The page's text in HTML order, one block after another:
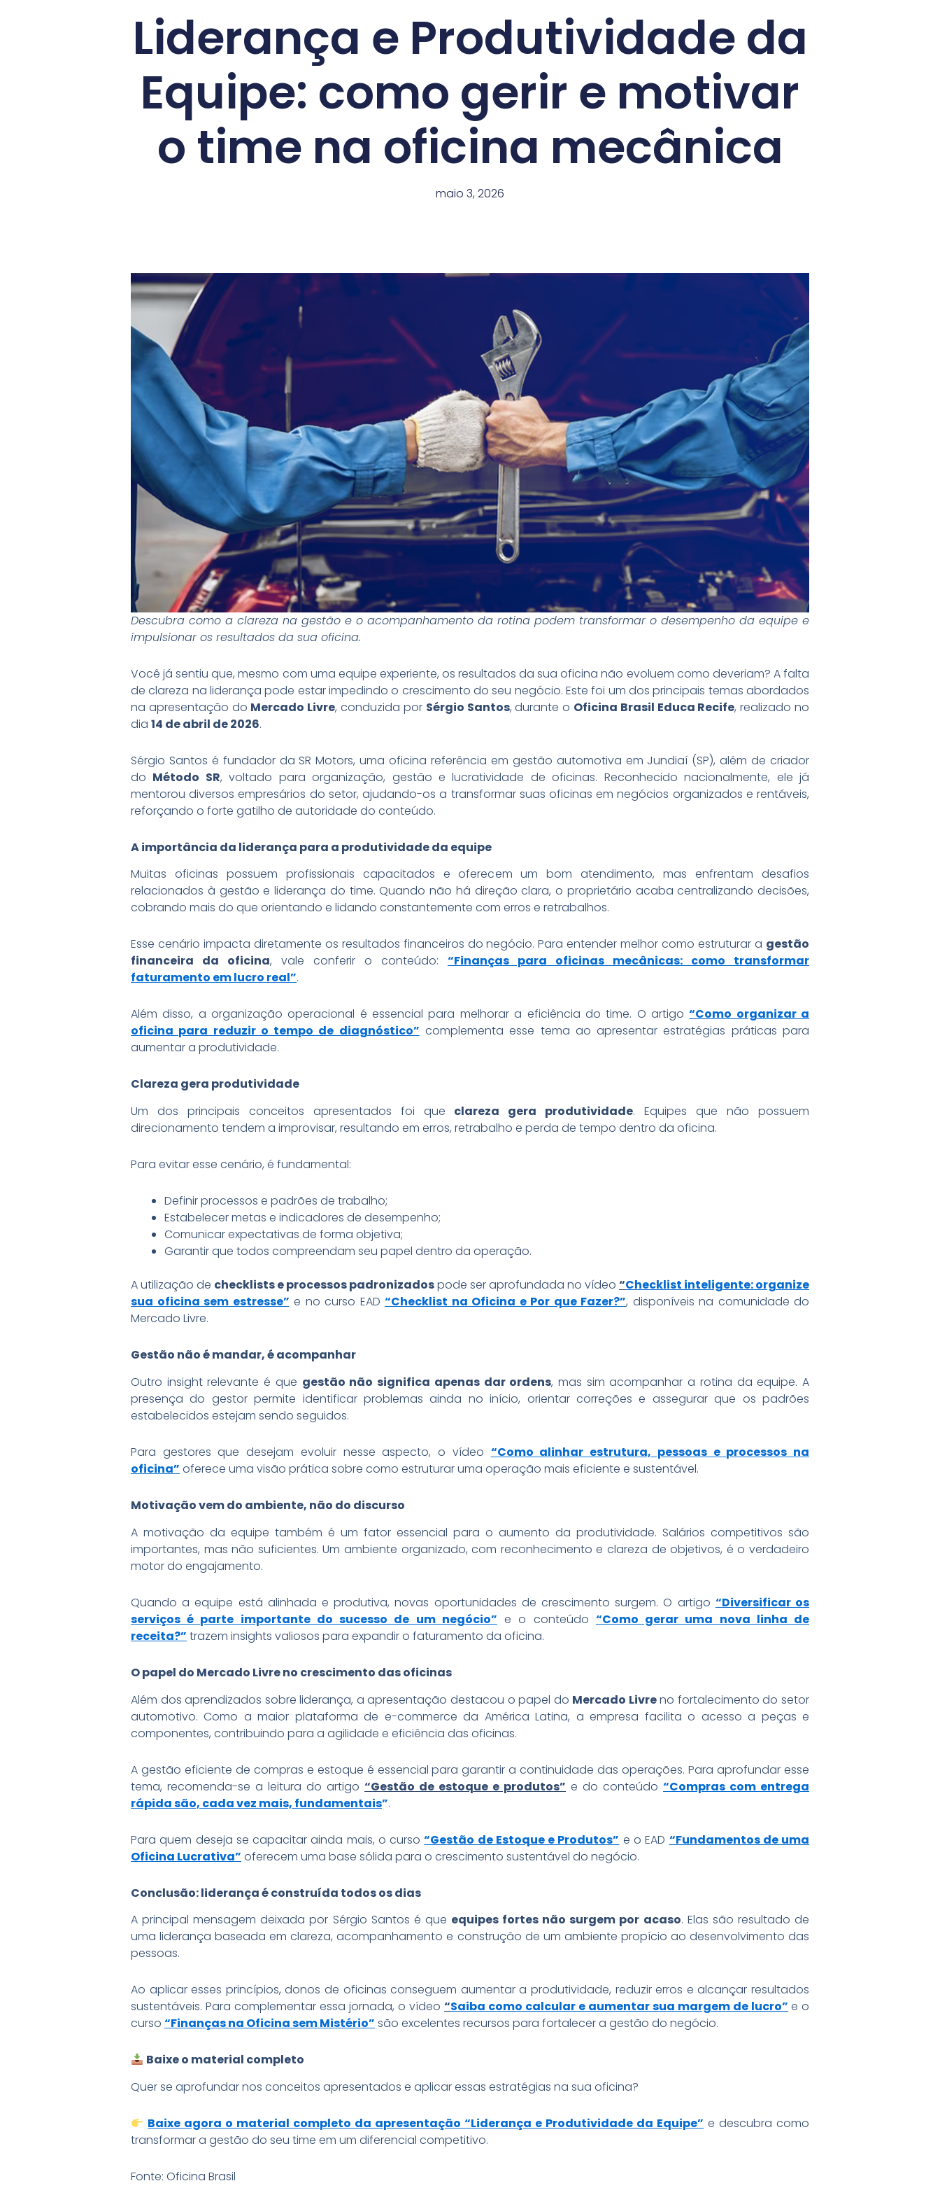
Liderança e Produtividade da
Equipe: como gerir e motivar
o time na oficina mecânica
maio 3, 2026
Descubra como a clareza na gestão e o acompanhamento da rotina podem transformar o desempenho da equipe e
impulsionar os resultados da sua oficina.
Você já sentiu que, mesmo com uma equipe experiente, os resultados da sua oficina não evoluem como deveriam? A falta
de clareza na liderança pode estar impedindo o crescimento do seu negócio. Este foi um dos principais temas abordados
na apresentação do Mercado Livre, conduzida por Sérgio Santos, durante o Oficina Brasil Educa Recife, realizado no
dia 14 de abril de 2026.
Sérgio Santos é fundador da SR Motors, uma oficina referência em gestão automotiva em Jundiaí (SP), além de criador
do Método SR, voltado para organização, gestão e lucratividade de oficinas. Reconhecido nacionalmente, ele já
mentorou diversos empresários do setor, ajudando-os a transformar suas oficinas em negócios organizados e rentáveis,
reforçando o forte gatilho de autoridade do conteúdo.
A importância da liderança para a produtividade da equipe
Muitas oficinas possuem profissionais capacitados e oferecem um bom atendimento, mas enfrentam desafios
relacionados à gestão e liderança do time. Quando não há direção clara, o proprietário acaba centralizando decisões,
cobrando mais do que orientando e lidando constantemente com erros e retrabalhos.
Esse cenário impacta diretamente os resultados financeiros do negócio. Para entender melhor como estruturar a gestão
financeira da oficina, vale conferir o conteúdo:
“Finanças para oficinas mecânicas: como transformar
faturamento em lucro real”.
Além disso, a organização operacional é essencial para melhorar a eficiência do time. O artigo“Como organizar a
oficina para reduzir o tempo de diagnóstico” complementa esse tema ao apresentar estratégias práticas para
aumentar a produtividade.
Clareza gera produtividade
Um dos principais conceitos apresentados foi que clareza gera produtividade. Equipes que não possuem
direcionamento tendem a improvisar, resultando em erros, retrabalho e perda de tempo dentro da oficina.
Para evitar esse cenário, é fundamental:
Definir processos e padrões de trabalho;
Estabelecer metas e indicadores de desempenho;
Comunicar expectativas de forma objetiva;
Garantir que todos compreendam seu papel dentro da operação.
A utilização de checklists e processos padronizadospode ser aprofundada no vídeo “Checklist inteligente: organize
sua oficina sem estresse” e no curso EAD “Checklist na Oficina e Por que Fazer?”, disponíveis na comunidade do
Mercado Livre.
Gestão não é mandar, é acompanhar
Outro insight relevante é que gestão não significa apenas dar ordens, mas sim acompanhar a rotina da equipe. A
presença do gestor permite identificar problemas ainda no início, orientar correções e assegurar que os padrões
estabelecidos estejam sendo seguidos.
Para gestores que desejam evoluir nesse aspecto, o vídeo “Como alinhar estrutura, pessoas e processos na
oficina” oferece uma visão prática sobre como estruturar uma operação mais eficiente e sustentável.
Motivação vem do ambiente, não do discurso
A motivação da equipe também é um fator essencial para o aumento da produtividade. Salários competitivos são
importantes, mas não suficientes. Um ambiente organizado, com reconhecimento e clareza de objetivos, é o verdadeiro
motor do engajamento.
Quando a equipe está alinhada e produtiva, novas oportunidades de crescimento surgem. O artigo “Diversificar os
serviços é parte importante do sucesso de um negócio” e o conteúdo “Como gerar uma nova linha de
receita?” trazem insights valiosos para expandir o faturamento da oficina.
O papel do Mercado Livre no crescimento das oficinas
Além dos aprendizados sobre liderança, a apresentação destacou o papel do Mercado Livreno fortalecimento do setor
automotivo. Como a maior plataforma de e-commerce da América Latina, a empresa facilita o acesso a peças e
componentes, contribuindo para a agilidade e eficiência das oficinas.
A gestão eficiente de compras e estoque é essencial para garantir a continuidade das operações. Para aprofundar esse
tema, recomenda-se a leitura do artigo “Gestão de estoque e produtos” e do conteúdo “Compras com entrega
rápida são, cada vez mais, fundamentais”.
Para quem deseja se capacitar ainda mais, o curso“Gestão de Estoque e Produtos” e o EAD “Fundamentos de uma
Oficina Lucrativa” oferecem uma base sólida para o crescimento sustentável do negócio.
Conclusão: liderança é construída todos os dias
A principal mensagem deixada por Sérgio Santos é que equipes fortes não surgem por acaso. Elas são resultado de
uma liderança baseada em clareza, acompanhamento e construção de um ambiente propício ao desenvolvimento das
pessoas.
Ao aplicar esses princípios, donos de oficinas conseguem aumentar a produtividade, reduzir erros e alcançar resultados
sustentáveis. Para complementar essa jornada, o vídeo “Saiba como calcular e aumentar sua margem de lucro” e o
curso “Finanças na Oficina sem Mistério” são excelentes recursos para fortalecer a gestão do negócio.
Baixe o material completo
Quer se aprofundar nos conceitos apresentados e aplicar essas estratégias na sua oficina?
Baixe agora o material completo da apresentação “Liderança e Produtividade da Equipe” e descubra como
transformar a gestão do seu time em um diferencial competitivo.
Fonte: Oficina Brasil